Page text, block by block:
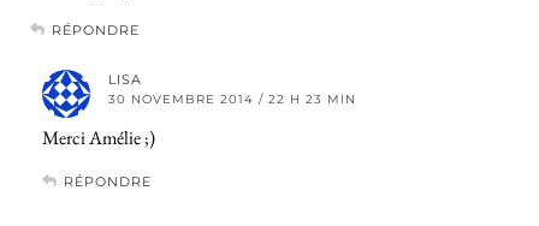
RÉPONDRE
LISA
30 NOVEMBRE 2014 / 22 H 23 MIN
Merci Amélie ;)
RÉPONDRE